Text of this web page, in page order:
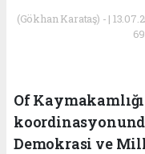
(Gökhan Karataş) - |
Of
Demokrasi ve